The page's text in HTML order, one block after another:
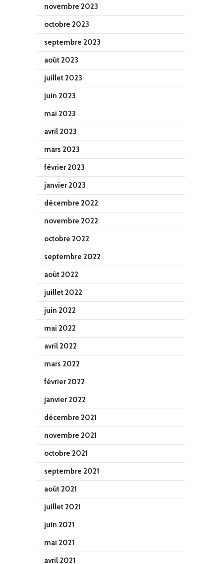
novembre 2023
octobre 2023
septembre 2023
août 2023
juillet 2023
juin 2023
mai 2023
avril 2023
mars 2023
février 2023
janvier 2023
décembre 2022
novembre 2022
octobre 2022
septembre 2022
août 2022
juillet 2022
juin 2022
mai 2022
avril 2022
mars 2022
février 2022
janvier 2022
décembre 2021
novembre 2021
octobre 2021
septembre 2021
août 2021
juillet 2021
juin 2021
mai 2021
avril 2021